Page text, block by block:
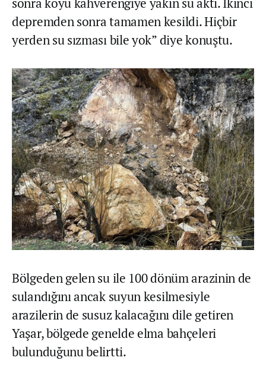
depremden sonra tamamen kesildi. Hiçbir
yerden su sızması bile yok” diye konuştu.
Bölgeden gelen su ile 100 dönüm arazinin de
sulandığını ancak suyun kesilmesiyle
arazilerin de susuz kalacağını dile getiren
Yaşar, bölgede genelde elma bahçeleri
bulunduğunu belirtti.